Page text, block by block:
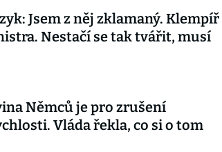
Jsem z něj zklamaný. Klempíř
Nestačí se tak tvářit, musí
Němců je pro zrušení
Vláda řekla, co si o tom